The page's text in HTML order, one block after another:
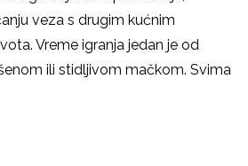
veza s drugim kućnim
Vreme igranja jedan je od
ili stidljivom mačkom. Svima